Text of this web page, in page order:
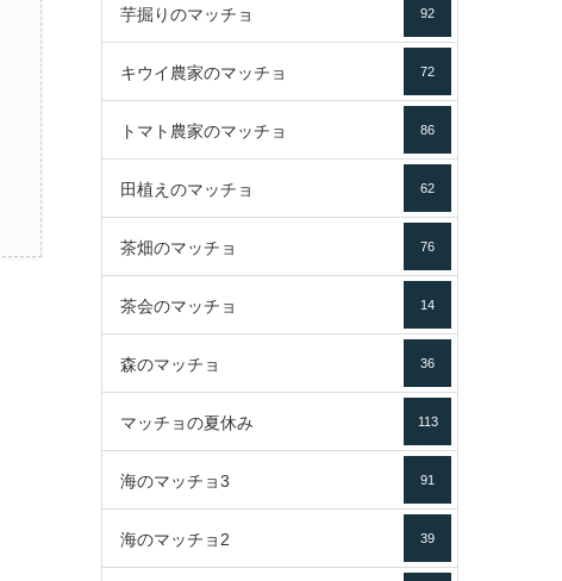
芋掘りのマッチョ 92
キウイ農家のマッチョ 72
トマト農家のマッチョ 86
田植えのマッチョ 62
茶畑のマッチョ 76
茶会のマッチョ 14
森のマッチョ 36
マッチョの夏休み 113
海のマッチョ3 91
海のマッチョ2 39